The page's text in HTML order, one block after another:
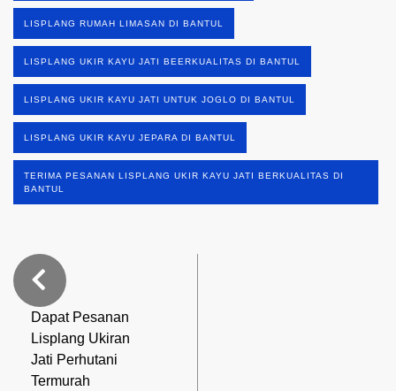
LISPLANG RUMAH LIMASAN DI BANTUL
LISPLANG UKIR KAYU JATI BEERKUALITAS DI BANTUL
LISPLANG UKIR KAYU JATI UNTUK JOGLO DI BANTUL
LISPLANG UKIR KAYU JEPARA DI BANTUL
TERIMA PESANAN LISPLANG UKIR KAYU JATI BERKUALITAS DI
BANTUL
Dapat Pesanan
Lisplang Ukiran
Jati Perhutani
Termurah